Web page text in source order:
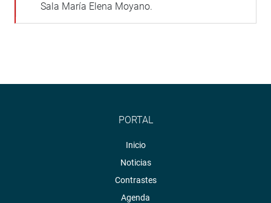
Sala María Elena Moyano.
PORTAL
Inicio
Noticias
Contrastes
Agenda